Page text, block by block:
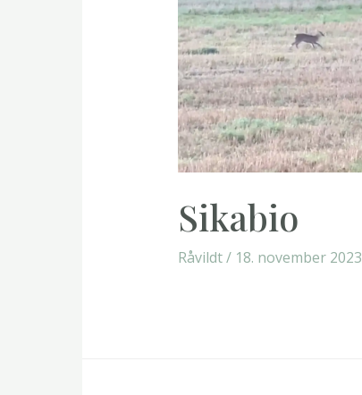
Sikabio
Råvildt/ 18. november 2023